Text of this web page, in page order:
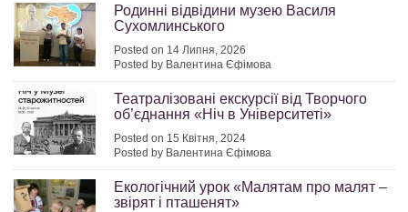
Родинні відвідини музею Василя
Сухомлинського
Posted on 14 Липня, 2026
Posted by Валентина Єфімова
Театралізовані екскурсії від Творчого
об’єднання «Ніч в Університеті»
Posted on 15 Квітня, 2024
Posted by Валентина Єфімова
Екологічний урок «Малятам про малят –
звірят і пташенят»